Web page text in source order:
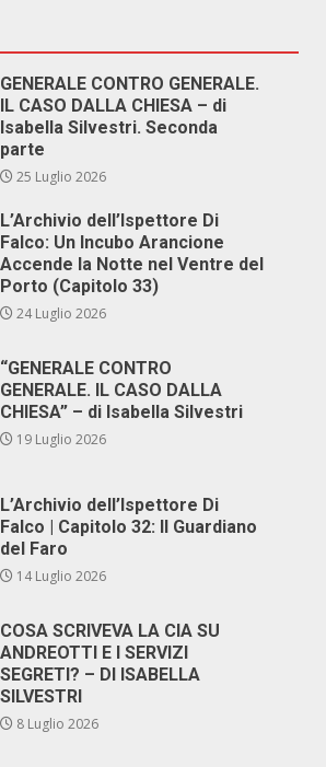
GENERALE CONTRO GENERALE.
IL CASO DALLA CHIESA – di
Isabella Silvestri. Seconda
parte
25 Luglio 2026
L’Archivio dell’Ispettore Di
Falco: Un Incubo Arancione
Accende la Notte nel Ventre del
Porto (Capitolo 33)
24 Luglio 2026
“GENERALE CONTRO
GENERALE. IL CASO DALLA
CHIESA” – di Isabella Silvestri
19 Luglio 2026
L’Archivio dell’Ispettore Di
Falco | Capitolo 32: Il Guardiano
del Faro
14 Luglio 2026
COSA SCRIVEVA LA CIA SU
ANDREOTTI E I SERVIZI
SEGRETI? – DI ISABELLA
SILVESTRI
8 Luglio 2026